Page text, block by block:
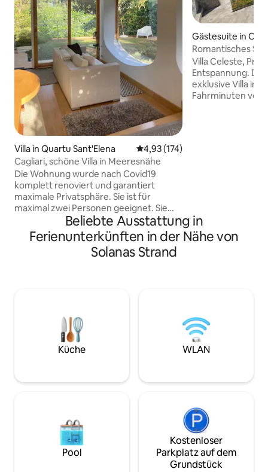
Villa in Quartu Sant'Elena Durchschnittliche Bewertung:
4,93 (174)
Cagliari, schöne Villa in Meeresnähe
Die Wohnung wurde nach Covid19
komplett renoviert und garantiert
maximale Privatsphäre. Sie ist für
maximal zwei Personen geeignet. Sie
befindet sich auf einem leichten Hügel,
nur wenige Minuten vom Meer entfernt,
und verfügt über ein Schlafzimmer mit
Doppelbett, ein großes Badezimmer,
Garten, ist es ideal für diejenigen, die die
Sonne, die Natur und das Meer lieben.
Privater Eingang mit Parkplatz und
ausgestattetem Gartenbereich.
Gästesuite in
Romantisches
Sardinien
Villa Celeste,
Entspannung.
exklusive Villa in
Fahrminuten
holprig ist. Das
Beliebte Ausstattung in
Ferienunterkünften in der Nähe von
Solanas Strand
Küche WLAN
Pool
Kostenloser
Parkplatz auf dem
Grundstück